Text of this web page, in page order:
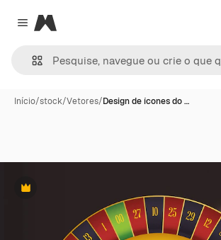
Close menu
Magnific
Início/stock/Vetores/Design de ícones do …
Premium